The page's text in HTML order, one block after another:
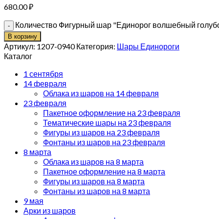
680.00₽
Количество Фигурный шар "Единорог волшебный
В корзину
Артикул: 1207-0940 Категория: Шары Единороги
Каталог
1 сентября
14 февраля
Облака из шаров на 14 февраля
23 февраля
Пакетное оформление на 23 февраля
Тематические шары на 23 февраля
Фигуры из шаров на 23 февраля
Фонтаны из шаров на 23 февраля
8 марта
Облака из шаров на 8 марта
Пакетное оформление на 8 марта
Фигуры из шаров на 8 марта
Фонтаны из шаров на 8 марта
9 мая
Арки из шаров